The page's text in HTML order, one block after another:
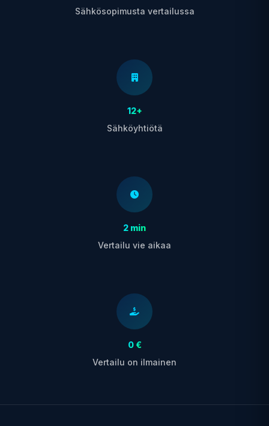
Sähkösopimusta vertailussa
12+
Sähköyhtiötä
2 min
Vertailu vie aikaa
0 €
Vertailu on ilmainen